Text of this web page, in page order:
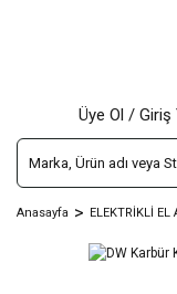
Üye Ol / Giriş
Anasayfa ELEKTRİKLİ EL